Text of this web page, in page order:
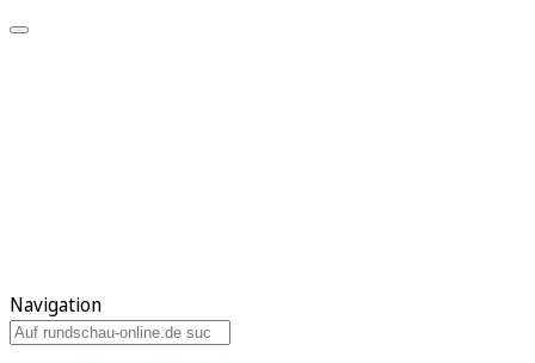
Navigation